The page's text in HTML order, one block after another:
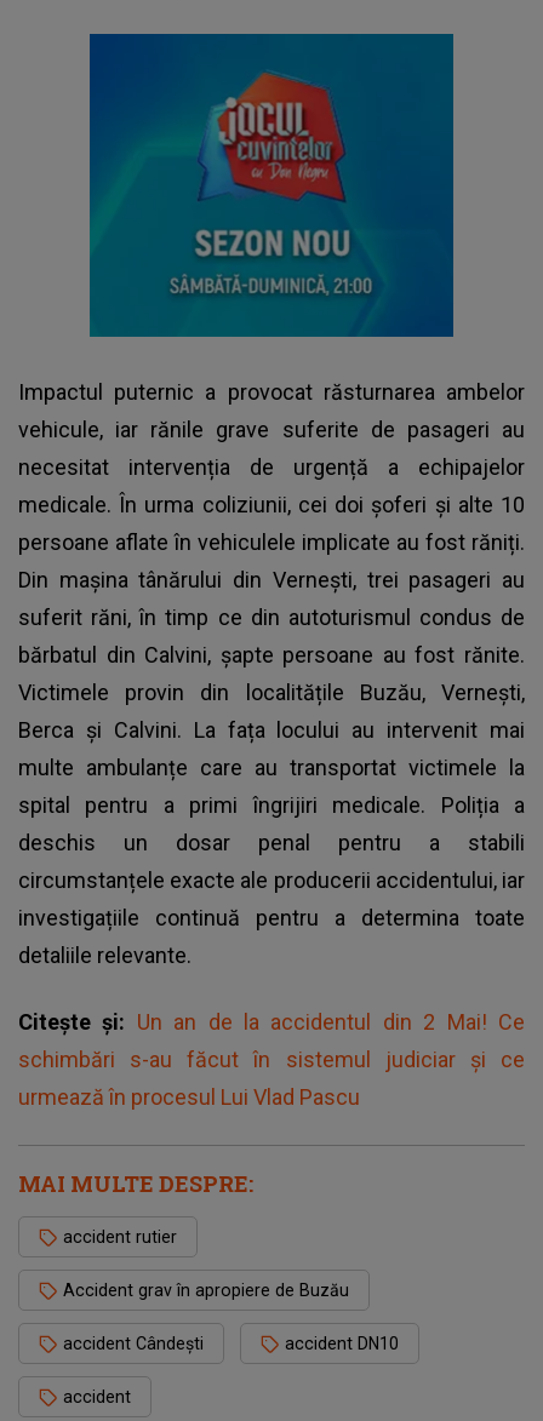
Impactul puternic a provocat răsturnarea ambelor
vehicule, iar rănile grave suferite de pasageri au
necesitat intervenția de urgență a echipajelor
medicale. În urma coliziunii, cei doi șoferi și alte 10
persoane aflate în vehiculele implicate au fost răniți.
Din mașina tânărului din Vernești, trei pasageri au
suferit răni, în timp ce din autoturismul condus de
bărbatul din Calvini, șapte persoane au fost rănite.
Victimele provin din localitățile Buzău, Vernești,
Berca și Calvini. La fața locului au intervenit mai
multe ambulanțe care au transportat victimele la
spital pentru a primi îngrijiri medicale. Poliția a
deschis un dosar penal pentru a stabili
circumstanțele exacte ale producerii accidentului, iar
investigațiile continuă pentru a determina toate
detaliile relevante.
Citește și: Un an de la accidentul din 2 Mai! Ce
schimbări s-au făcut în sistemul judiciar și ce
urmează în procesul Lui Vlad Pascu
MAI MULTE DESPRE:
accident rutier
Accident grav în apropiere de Buzău
accident Cândești accident DN10
accident